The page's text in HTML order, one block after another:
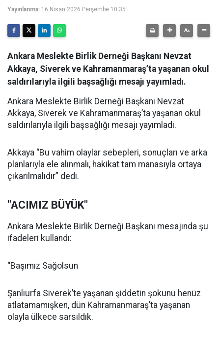
Yayınlanma: 16 Nisan 2026 Perşembe 10:35
Ankara Meslekte Birlik Derneği Başkanı Nevzat
Akkaya, Siverek ve Kahramanmaraş’ta yaşanan okul
saldırılarıyla ilgili başsağlığı mesajı yayımladı.
Ankara Meslekte Birlik Derneği Başkanı Nevzat
Akkaya, Siverek ve Kahramanmaraş’ta yaşanan okul
saldırılarıyla ilgili başsağlığı mesajı yayımladı.
Akkaya “Bu vahim olaylar sebepleri, sonuçları ve arka
planlarıyla ele alınmalı, hakikat tam manasıyla ortaya
çıkarılmalıdır” dedi.
"ACIMIZ BÜYÜK"
Ankara Meslekte Birlik Derneği Başkanı mesajında şu
ifadeleri kullandı:
“Başımız Sağolsun
Şanlıurfa Siverek’te yaşanan şiddetin şokunu henüz
atlatamamışken, dün Kahramanmaraş’ta yaşanan
olayla ülkece sarsıldık.